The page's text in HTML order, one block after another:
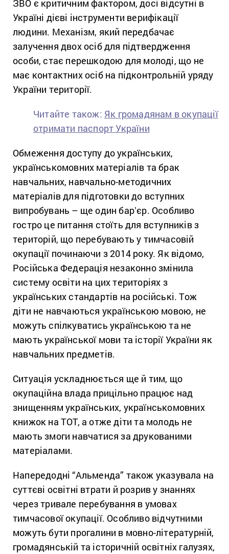
ЗВО є критичним фактором, досі відсутні в
Україні дієві інструменти верифікації
людини. Механізм, який передбачає
залучення двох осіб для підтвердження
особи, стає перешкодою для молоді, що не
має контактних осіб на підконтрольній уряду
України території.
Читайте також: Як громадянам в окупації
отримати паспорт України
Обмеження доступу до українських,
українськомовних матеріалів та брак
навчальних, навчально-методичних
матеріалів для підготовки до вступних
випробувань – ще один барʼєр. Особливо
гостро це питання стоїть для вступників з
територій, що перебувають у тимчасовій
окупації починаючи з 2014 року. Як відомо,
Російська Федерація незаконно змінила
систему освіти на цих територіях з
українських стандартів на російські. Тож
діти не навчаються українською мовою, не
можуть спілкуватись українською та не
мають української мови та історії України як
навчальних предметів.
Ситуація ускладнюється ще й тим, що
окупаційна влада прицільно працює над
знищенням українських, українськомовних
книжок на ТОТ, а отже діти та молодь не
мають змоги навчатися за друкованими
матеріалами.
Напередодні “Альменда” також указувала на
суттєві освітні втрати й розрив у знаннях
через тривале перебування в умовах
тимчасової окупації. Особливо відчутними
можуть бути прогалини в мовно-літературній,
громадянській та історичній освітніх галузях,